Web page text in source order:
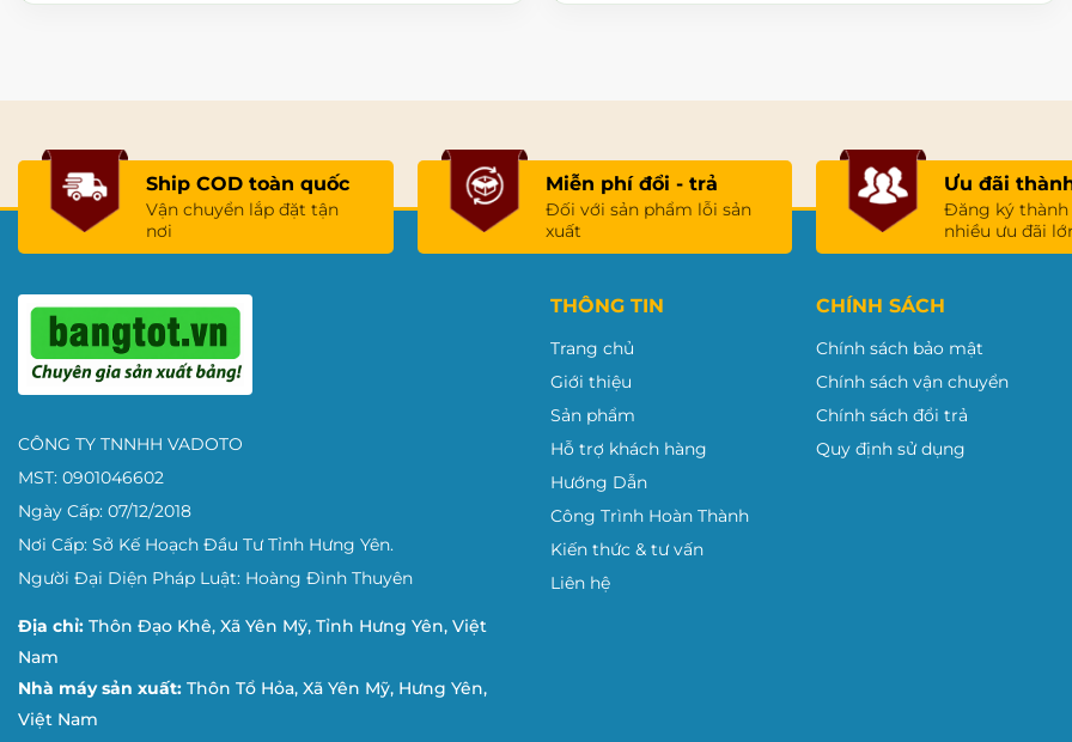
Ship COD toàn quốc
Vận chuyển lắp đặt tận
nơi
Miễn phí đổi - trả
Đối với sản phẩm lỗi sản
xuất
Ưu đãi
Đăng ký thành
nhiều ưu đãi
CÔNG TY TNNHH VADOTO
MST: 0901046602
Ngày Cấp: 07/12/2018
Nơi Cấp: Sở Kế Hoạch Đầu Tư Tỉnh Hưng Yên.
Người Đại Diện Pháp Luật: Hoàng Đình Thuyên
Địa chỉ: Thôn Đạo Khê, Xã Yên Mỹ, Tỉnh Hưng Yên, Việt
Nam
Nhà máy sản xuất: Thôn Tổ Hỏa, Xã Yên Mỹ, Hưng Yên,
Việt Nam
THÔNG TIN
Trang chủ
Giới thiệu
Sản phẩm
Hỗ trợ khách hàng
Hướng Dẫn
Công Trình Hoàn Thành
Kiến thức & tư vấn
Liên hệ
CHÍNH SÁCH
Chính sách bảo mật
Chính sách vận chuyển
Chính sách đổi trả
Quy định sử dụng